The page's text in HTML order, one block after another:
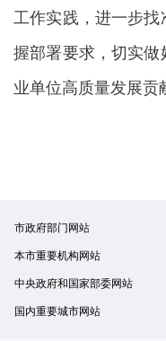
工作实践，进一步
握部署要求，切实
业单位高质量发展贡
市政府部门网站
本市重要机构网站
中央政府和国家部委网站
国内重要城市网站